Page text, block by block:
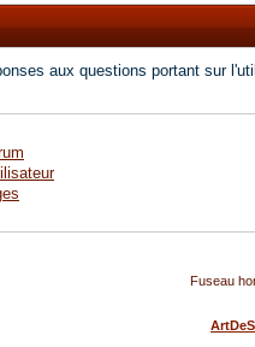
aux questions portant sur
Fuseau